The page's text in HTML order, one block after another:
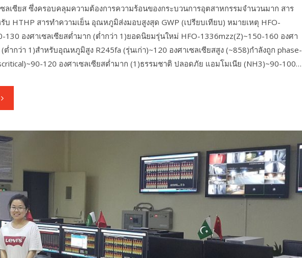
ลเซียส ซึ่งครอบคลุมความต้องการความร้อนของกระบวนการอุตสาหกรรมจำนวนมาก สาร
บ HTHP สารทำความเย็น อุณหภูมิส่งมอบสูงสุด GWP (เปรียบเทียบ) หมายเหตุ HFO-
130 องศาเซลเซียสต่ำมาก (ต่ำกว่า 1)ยอดนิยมรุ่นใหม่ HFO-1336mzz(Z)~150-160 องศา
ต่ำกว่า 1)สำหรับอุณหภูมิสูง R245fa (รุ่นเก่า)~120 องศาเซลเซียสสูง (~858)กำลังถูก phase-
120 องศาเซลเซียสต่ำมาก (1)ธรรมชาติ ปลอดภัย แอมโมเนีย (NH3)~90-100…